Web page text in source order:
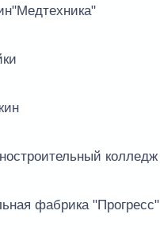
колледж
фабрика "Прогресс"